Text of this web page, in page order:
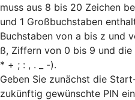
muss aus 8 bis 20 Zeichen
und 1 Großbuchstaben
Buchstaben von a bis z und
ß, Ziffern von 0 bis 9 und die
* + ; : , . _ -).
Geben Sie zunächst die
zukünftig gewünschte PIN